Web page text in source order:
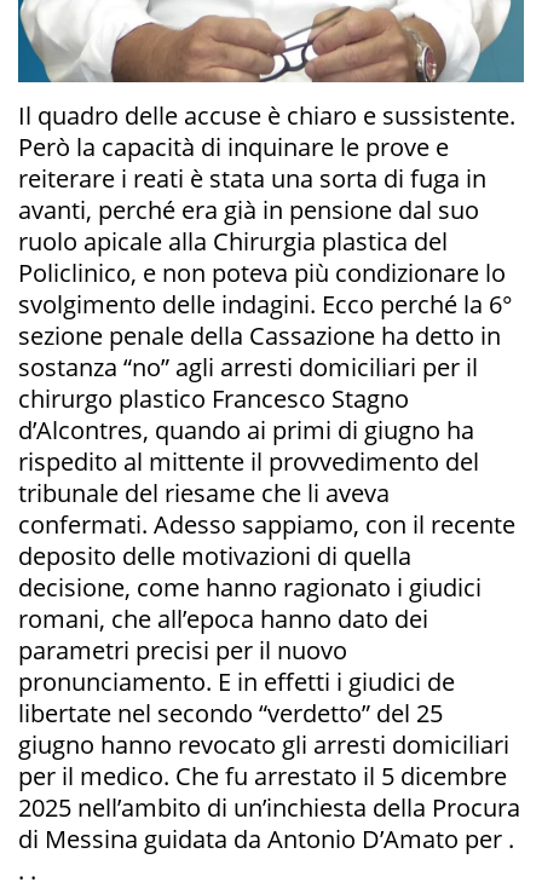
Il quadro delle accuse è chiaro e sussistente.
Però la capacità di inquinare le prove e
reiterare i reati è stata una sorta di fuga in
avanti, perché era già in pensione dal suo
ruolo apicale alla Chirurgia plastica del
Policlinico, e non poteva più condizionare lo
svolgimento delle indagini. Ecco perché la 6°
sezione penale della Cassazione ha detto in
sostanza “no” agli arresti domiciliari per il
chirurgo plastico Francesco Stagno
d’Alcontres, quando ai primi di giugno ha
rispedito al mittente il provvedimento del
tribunale del riesame che li aveva
confermati. Adesso sappiamo, con il recente
deposito delle motivazioni di quella
decisione, come hanno ragionato i giudici
romani, che all’epoca hanno dato dei
parametri precisi per il nuovo
pronunciamento. E in effetti i giudici de
libertate nel secondo “verdetto” del 25
giugno hanno revocato gli arresti domiciliari
per il medico. Che fu arrestato il 5 dicembre
2025 nell’ambito di un’inchiesta della Procura
di Messina guidata da Antonio D’Amato per .
. .